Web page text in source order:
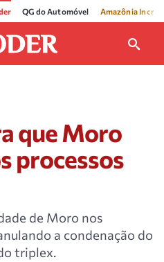
QG do Automóvel Amazônia
que Moro
processos
de Moro nos
a condenação do
triplex.